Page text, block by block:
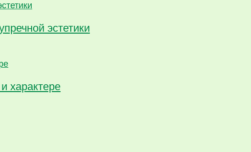
эстетики
характере